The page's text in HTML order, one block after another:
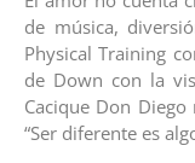
de música,
Physical Training
de Down con la
Cacique Don
“Ser diferente es